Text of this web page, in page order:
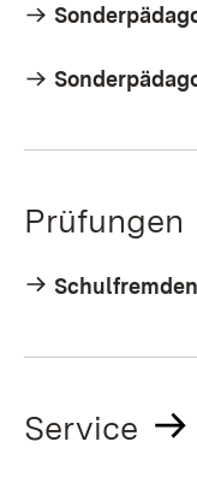
Prüfungen
Service